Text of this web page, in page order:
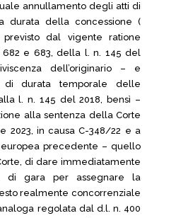
annullamento degli atti di
durata della concessione (
dal vigente ratione
682 e 683, della l. n. 145 del
dell’originario – e
durata temporale delle
l. n. 145 del 2018, bensì –
alla sentenza della Corte
2023, in causa C-348/22 e a
precedente – quello
di dare immediatamente
di gara per assegnare la
realmente concorrenziale
regolata dal d.l. n. 400